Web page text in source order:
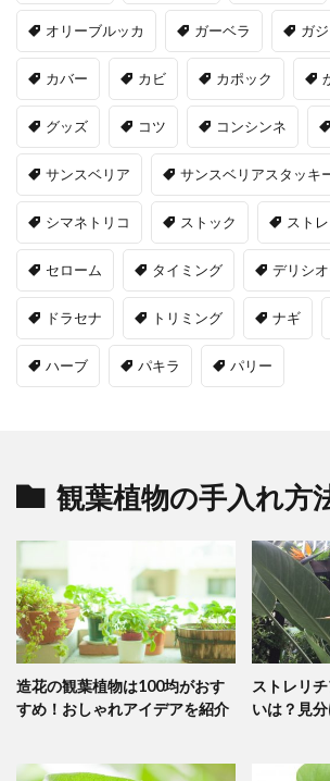
オリーブルッカ ガーベラ ガ
カバー カビ カポック
グッズ コツ コンシンネ
サンスベリア サンスベリアスタッキ
シマネトリコ ストック スト
セローム タイミング デリシ
ドラセナ トリミング ナギ
ハーブ パキラ パリー
観葉植物の手入れ方
造花の観葉植物は100均がおす
すめ！おしゃれアイデアを紹介
ストレリ
いは？見